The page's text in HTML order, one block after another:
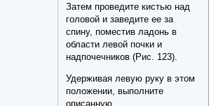
Затем проведите кистью над
головой и заведите ее за
спину, поместив ладонь в
области левой почки и
надпочечников (Рис. 123).
Удерживая левую руку в этом
положении, выполните
описанную